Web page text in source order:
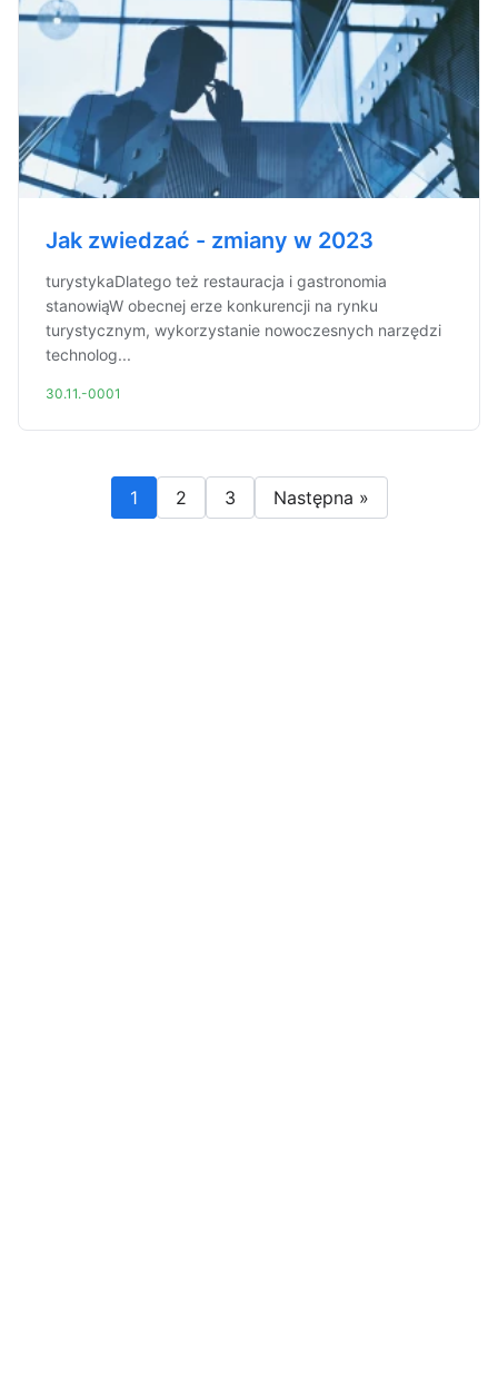
Jak zwiedzać - zmiany w 2023
turystykaDlatego też restauracja i gastronomia
stanowiąW obecnej erze konkurencji na rynku
turystycznym, wykorzystanie nowoczesnych narzędzi
technolog...
30.11.-0001
1 2 3 Następna »